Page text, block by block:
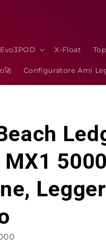
Evo3POD X-Float
Configuratore Ami